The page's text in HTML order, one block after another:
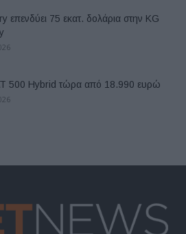
επενδύει 75 εκατ. δολάρια στην KG
500 Hybrid τώρα από 18.990 ευρώ